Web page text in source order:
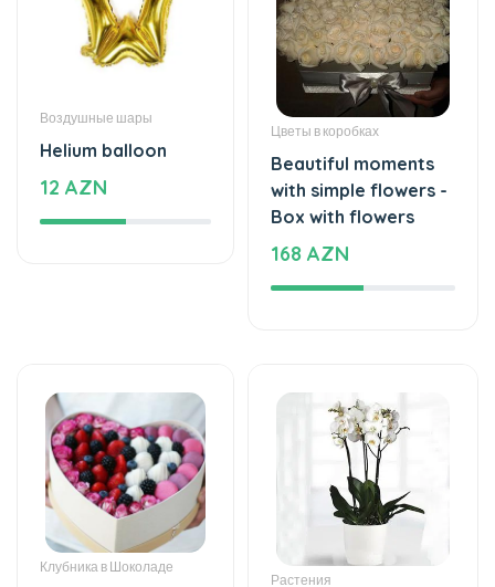
Воздушные шары
12 AZN
Цветы в коробках
Beautiful moments
with simple flowers -
Box with flowers
168 AZN
Клубника в Шоколаде
Mixed flavor -
Chocolate